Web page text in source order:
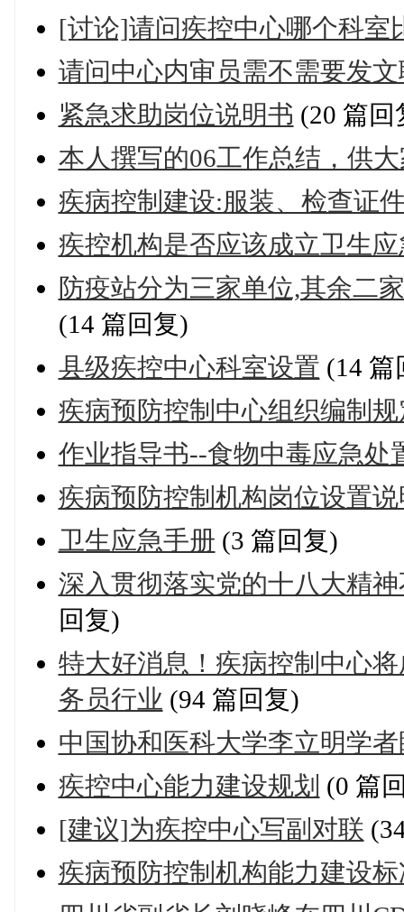
[讨论]请问疾控中心哪个科室
请问中心内审员需不需要发
紧急求助岗位说明书 (20 篇回
本人撰写的06工作总结，供
疾病控制建设:服装、检查证
疾控机构是否应该成立卫生
防疫站分为三家单位,其余二
(14 篇回复)
县级疾控中心科室设置 (14 篇
疾病预防控制中心组织编制规
作业指导书--食物中毒应急处
疾病预防控制机构岗位设置
卫生应急手册 (3 篇回复)
深入贯彻落实党的十八大精
回复)
特大好消息！疾病控制中心
务员行业 (94 篇回复)
中国协和医科大学李立明学
疾控中心能力建设规划 (0 篇
[建议]为疾控中心写副对联
疾病预防控制机构能力建设标